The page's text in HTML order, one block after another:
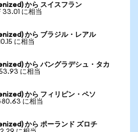
から スイスフラン
33.01 に相当
から ブラジル・レアル
に相当
から バングラデシュ・タカ
に相当
から フィリピン・ペソ
に相当
から ポーランド ズロチ